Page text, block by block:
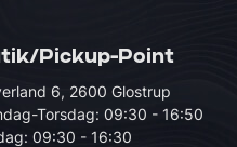
Pickup-Point
6, 2600 Glostrup
Torsdag: 09:30 - 16:50
09:30 - 16:30